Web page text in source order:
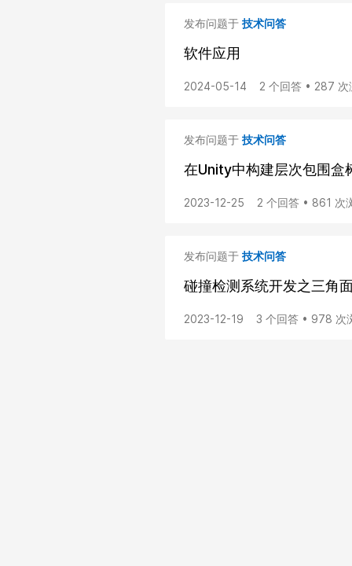
发布问题于 技术问答
软件应用
2024-05-14 2 个回答 • 287 次
发布问题于 技术问答
在Unity中构建层次包围盒
2023-12-25 2 个回答 • 861 次
发布问题于 技术问答
碰撞检测系统开发之三角
2023-12-19 3 个回答 • 978 次